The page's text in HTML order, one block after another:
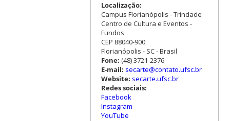
Localização:
Campus Florianópolis - Trindade
Centro de Cultura e Eventos -
Fundos
CEP 88040-900
Florianópolis - SC - Brasil
Fone: (48) 3721-2376
E-mail: secarte@contato.ufsc.br
Website: secarte.ufsc.br
Redes sociais:
Facebook
Instagram
YouTube